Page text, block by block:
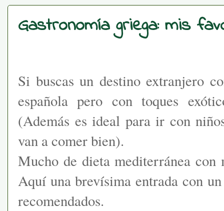
Gastronomía griega: mis
Si buscas un destino extranjero
española pero con toques
(Además es ideal para ir con
van a comer bien).
Mucho de dieta mediterránea con
Aquí una brevísima entrada con
recomendados.